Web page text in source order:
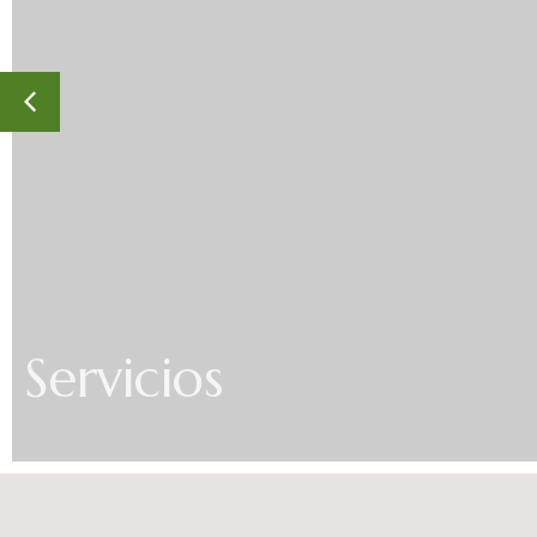
Servicios